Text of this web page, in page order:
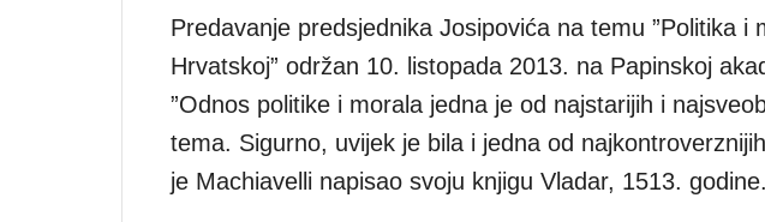
Predavanje predsjednika Josipovića na temu ”Politika i
Hrvatskoj” održan 10. listopada 2013. na Papinskoj
”Odnos politike i morala jedna je od najstarijih i
tema. Sigurno, uvijek je bila i jedna od
je Machiavelli napisao svoju knjigu Vladar, 1513.